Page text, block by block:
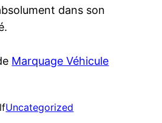
dans son
Marquage Véhicule
Uncategorized